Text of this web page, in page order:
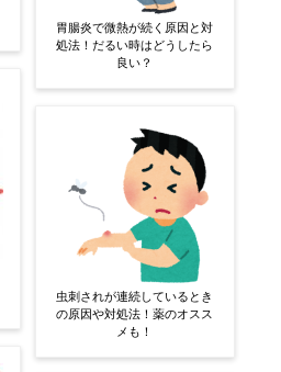
胃腸炎で微熱が続く原因と対
処法！だるい時はどうしたら
良い？
虫刺されが連続しているとき
の原因や対処法！薬のオスス
メも！